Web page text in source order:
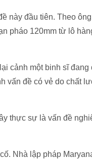
này đầu tiên. Theo
pháo 120mm từ lô
cảnh một binh sĩ đang
vấn đề có vẻ do chất
thực sự là vấn đề
Nhà lập pháp